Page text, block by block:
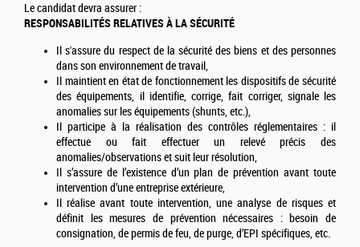
Le candidat devra assurer :
RESPONSABILITÉS RELATIVES À LA SÉCURITÉ
Il s'assure du respect de la sécurité des biens et des personnes
dans son environnement de travail,
Il maintient en état de fonctionnement les dispositifs de sécurité
des équipements, il identifie, corrige, fait corriger, signale les
anomalies sur les équipements (shunts, etc.),
Il participe à la réalisation des contrôles réglementaires : il
effectue ou fait effectuer un relevé précis des
anomalies/observations et suit leur résolution,
Il s’assure de l’existence d’un plan de prévention avant toute
intervention d’une entreprise extérieure,
Il réalise avant toute intervention, une analyse de risques et
définit les mesures de prévention nécessaires : besoin de
consignation, de permis de feu, de purge, d’EPI spécifiques, etc.